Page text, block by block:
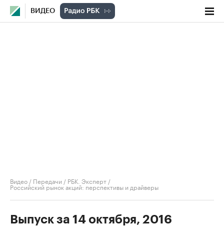
ВИДЕО
Видео / Передачи / РБК. Эксперт /
Российский рынок акций: перспективы и драйверы
Выпуск за 14 октября, 2016